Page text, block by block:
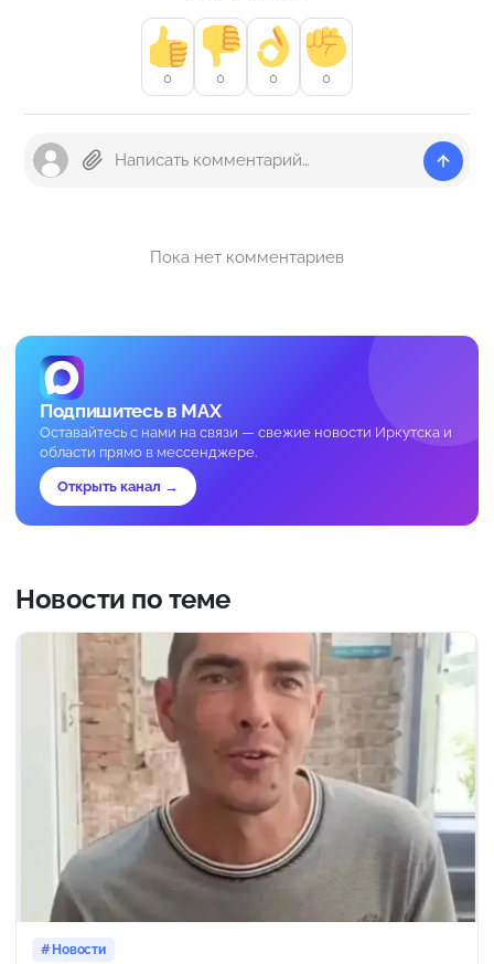
0 0 0 0
Пока нет комментариев
Подпишитесь в MAX
Оставайтесь с нами на связи — свежие новости Иркутска и
области прямо в мессенджере.
Открыть канал →
Новости по теме
Новости